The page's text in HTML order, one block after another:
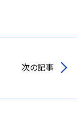
次の記事